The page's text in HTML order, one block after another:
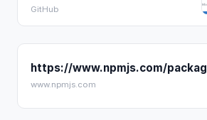
creating an account on GitHub.
GitHub
https://www.npmjs.com/
www.npmjs.com